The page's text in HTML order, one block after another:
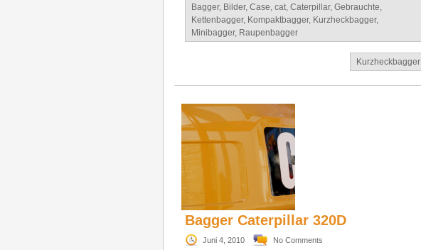
Bagger, Bilder, Case, cat, Caterpillar, Gebrauchte,
Kettenbagger, Kompaktbagger, Kurzheckbagger,
Minibagger, Raupenbagger
Kurzheckbagger
Bagger Caterpillar 320D
Juni 4, 2010 No Comments